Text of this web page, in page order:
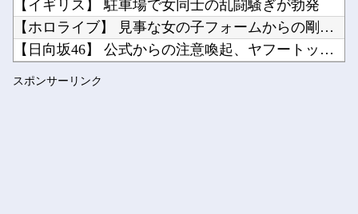
【イギリス】 駐車場で女同士の乱闘騒ぎが勃発
【ホロライブ】 見事な女の子フォームからの剛速球
【日向坂46】 公式からの注意喚起、ヤフートップに掲載される
【NMB48】 安部若菜アイドル最後の日
スポンサーリンク